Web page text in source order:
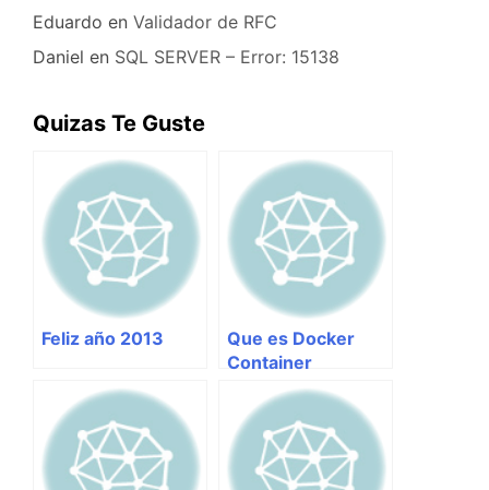
Eduardo en Validador de RFC
Daniel en SQL SERVER – Error: 15138
Quizas Te Guste
Feliz año 2013
Que es Docker
Container